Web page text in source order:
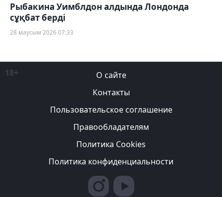
Рыбакина Уимблдон алдында Лондонда
сұқбат берді
28 маусым 2026 07:33
18+
О сайте
Контакты
Пользовательское соглашение
Правообладателям
Политика Cookies
Политика конфиденциальности